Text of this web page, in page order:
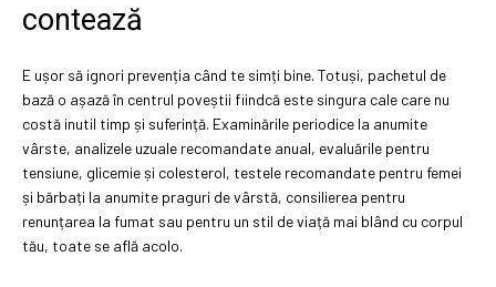
contează
E ușor să ignori prevenția când te simți bine. Totuși, pachetul de
bază o așază în centrul poveștii fiindcă este singura cale care nu
costă inutil timp și suferință. Examinările periodice la anumite
vârste, analizele uzuale recomandate anual, evaluările pentru
tensiune, glicemie și colesterol, testele recomandate pentru femei
și bărbați la anumite praguri de vârstă, consilierea pentru
renunțarea la fumat sau pentru un stil de viață mai blând cu corpul
tău, toate se află acolo.